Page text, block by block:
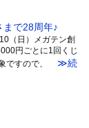
で28周年♪
（日）メガテン創
円ごとに1回くじ
すので、
≫続